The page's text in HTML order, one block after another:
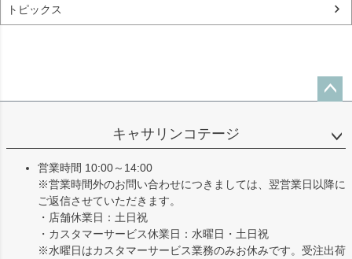
トピックス
ップ
キャサリンコテージ
営業時間 10:00～14:00
※営業時間外のお問い合わせにつきましては、翌営業日以降に
ご返信させていただきます。
・店舗休業日：土日祝
・カスタマーサービス休業日：水曜日・土日祝
※水曜日はカスタマーサービス業務のみお休みです。受注出荷